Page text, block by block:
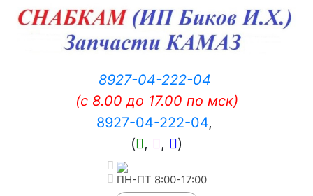
8927-04-222-04
(c 8.00 до 17.00 по мск)
8927-04-222-04,
(
, , )
ПН-ПТ 8:00-17:00